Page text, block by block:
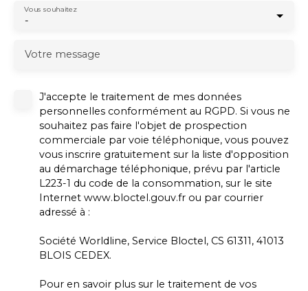
-
Vous souhaitez
Votre message
J'accepte le traitement de mes données
personnelles conformément au RGPD. Si vous ne
souhaitez pas faire l'objet de prospection
commerciale par voie téléphonique, vous pouvez
vous inscrire gratuitement sur la liste d'opposition
au démarchage téléphonique, prévu par l'article
L223-1 du code de la consommation, sur le site
Internet www.bloctel.gouv.fr ou par courrier
adressé à :
Société Worldline, Service Bloctel, CS 61311, 41013
BLOIS CEDEX.
Pour en savoir plus sur le traitement de vos